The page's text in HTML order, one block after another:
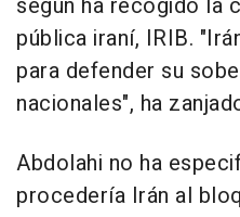
pública iraní, IRIB.
para defender su
nacionales", ha
Abdolahi no ha
procedería Irán al